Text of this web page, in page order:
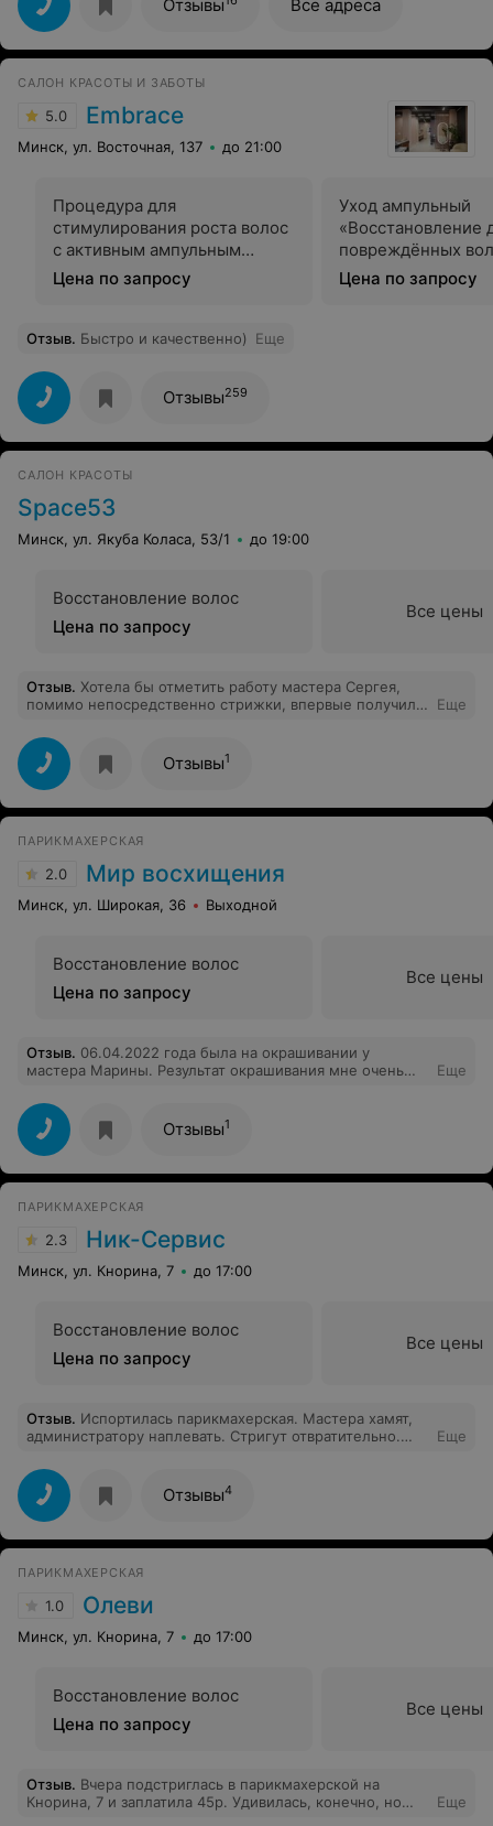
Отзывы Все адреса
САЛОН КРАСОТЫ И ЗАБОТЫ
5.0 Embrace
Минск, ул. Восточная, 137 до 21:00
Процедура для
стимулирования роста волос
с активным ампульным
продуктом для профилактики
выпадения волос и ухода за
Цена по запросу
Уход ампульный
«Восстановление
повреждённых
Цена по запросу
Отзыв. Быстро и качественно) Еще
Отзывы259
САЛОН КРАСОТЫ
Space53
Минск, ул. Якуба Коласа, 53/1 до 19:00
Восстановление волос
Цена по запросу
Все цены
Отзыв. Хотела бы отметить работу мастера Сергея,
помимо непосредственно стрижки, впервые получила
уходу за волосами! Да и вообще очень довольна
качеством, уровнем обслуживания и
непринужденностью беседы. Еще раз спасибо! Все
было круто! :)
Еще
Отзывы1
ПАРИКМАХЕРСКАЯ
2.0 Мир восхищения
Минск, ул. Широкая, 36 Выходной
Восстановление волос
Цена по запросу
Все цены
Отзыв. 06.04.2022 года была на окрашивании у
мастера Марины. Результат окрашивания мне очень
испорчена! Очень не приятно!
Еще
Отзывы1
ПАРИКМАХЕРСКАЯ
2.3 Ник-Сервис
Минск, ул. Кнорина, 7 до 17:00
Восстановление волос
Цена по запросу
Все цены
Отзыв. Испортилась парикмахерская. Мастера хамят,
администратору наплевать. Стригут отвратительно.
Еще
Отзывы4
ПАРИКМАХЕРСКАЯ
1.0 Олеви
Минск, ул. Кнорина, 7 до 17:00
Восстановление волос
Цена по запросу
Все цены
Отзыв. Вчера подстриглась в парикмахерской на
Кнорина, 7 и заплатила 45р. Удивилась, конечно, но
Еще